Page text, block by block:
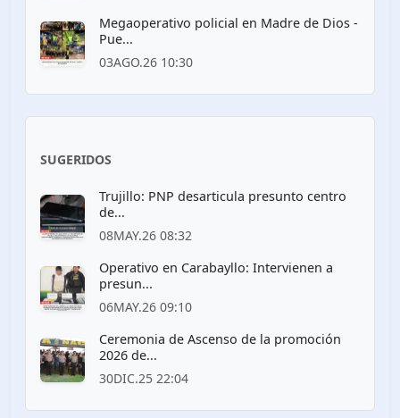
Megaoperativo policial en Madre de Dios -
Pue...
03AGO.26 10:30
SUGERIDOS
Trujillo: PNP desarticula presunto centro
de...
08MAY.26 08:32
Operativo en Carabayllo: Intervienen a
presun...
06MAY.26 09:10
Ceremonia de Ascenso de la promoción
2026 de...
30DIC.25 22:04